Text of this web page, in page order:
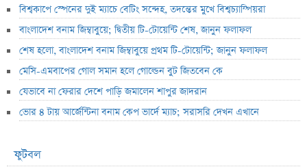
বিশ্বকাপে স্পেনের দুই ম্যাচে বেটিং সন্দেহ, তদন্তের মুখে বিশ্বচ্যাম্পিয়রা
বাংলাদেশ বনাম জিম্বাবুয়ে; দ্বিতীয় টি-টোয়েন্টি শেষ, জানুন ফলাফল
শেষ হলো, বাংলাদেশ বনাম জিম্বাবুয়ে প্রথম টি-টোয়েন্টি; জানুন ফলাফল
মেসি-এমবাপের গোল সমান হলে গোল্ডেন বুট জিতবেন কে
যেভাবে না ফেরার দেশে পাড়ি জমালেন শাপুর জাদরান
ভোর ৪ টায় আর্জেন্টিনা বনাম কেপ ভার্দে ম্যাচ; সরাসরি দেখন এখানে
ফুটবল